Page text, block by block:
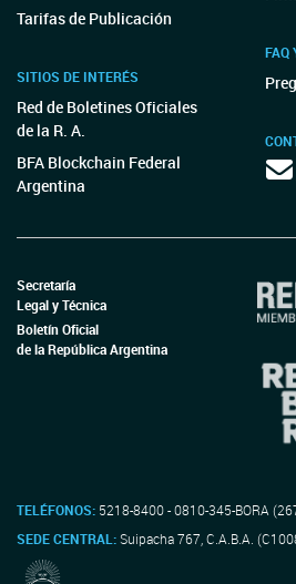
Tarifas de Publicación
SITIOS DE INTERÉS
Red de Boletines Oficiales
de la R. A.
BFA Blockchain Federal
Argentina
FAQ
Secretaría
Legal y Técnica
Boletín Oficial
de la República Argentina
TELÉFONOS: 5218-8400 - 0810-345-BORA
SEDE CENTRAL:Suipacha 767, C.A.B.A.